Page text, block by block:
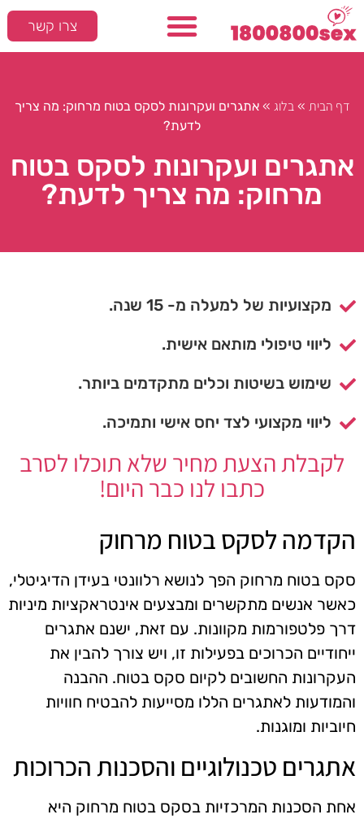
צרו קשר
דף הבית »בלוג »אתגרים ועקרונות לסקס בטוח מרחוק: מה צריך
לדעת?
אתגרים ועקרונות לסקס בטוח
מרחוק: מה צריך לדעת?
מקצועיות של למעלה מ- 15 שנה.
ליווי טיפולי מותאם אישית.
שימוש בשיטות וכלים מתקדמים ביותר.
ליווי מקצועי לצד יחס אישי ותמיכה.
לקבלת הצעת מחיר שלא תוכלו לסרב
כתבו לנו כבר היום!
הקדמה לסקס בטוח מרחוק
סקס בטוח מרחוק הפך לנושא רלוונטי בעידן הדיגיטלי,
כאשר אנשים מתקשרים ומבצעים אינטראקציות מיניות
דרך פלטפורמות מקוונות. עם זאת, ישנם אתגרים
ייחודיים הכרוכים בפעילות זו, ויש צורך להבין את
העקרונות החשובים לקיום סקס בטוח. ההבנה
והמודעות לאתגרים הללו מסייעות להבטיח חוויות
חיוביות ומוגנות.
אתגרים טכנולוגיים והסכנות הכרוכות
אחת הסכנות המרכזיות בסקס בטוח מרחוק היא